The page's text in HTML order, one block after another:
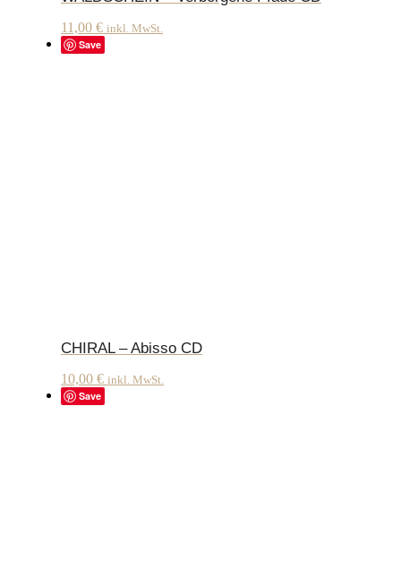
11,00 € inkl. MwSt.
Save
CHIRAL – Abisso CD
10,00 € inkl. MwSt.
Save